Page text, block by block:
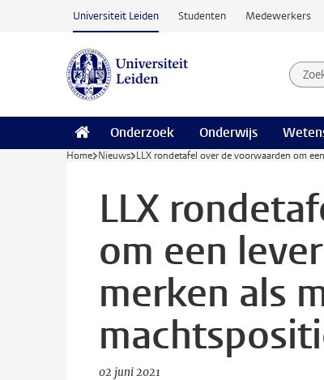
Ga naar hoofdinhoud
Universiteit Leiden Studenten Medewerkers
Onderzoek Onderwijs
Home Nieuws LLX rondetafel over de voorwaarden om
LLX
om een
merken als
02 juni 2021